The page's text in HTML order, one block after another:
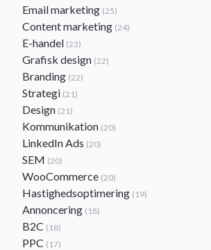
Email marketing (25)
Content marketing (24)
E-handel (23)
Grafisk design (22)
Branding (22)
Strategi (21)
Design (21)
Kommunikation (20)
LinkedIn Ads (20)
SEM (20)
WooCommerce (20)
Hastighedsoptimering (19)
Annoncering (18)
B2C (18)
PPC (17)